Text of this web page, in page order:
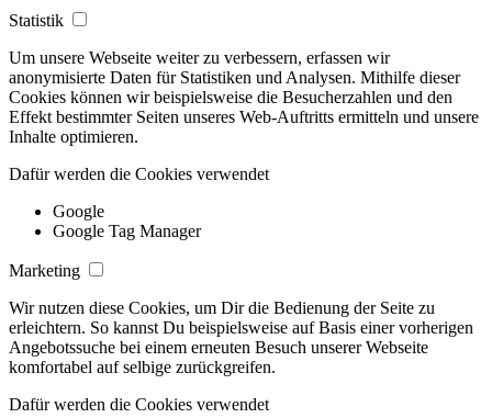
Statistik
Um unsere Webseite weiter zu verbessern, erfassen wir
anonymisierte Daten für Statistiken und Analysen. Mithilfe dieser
Cookies können wir beispielsweise die Besucherzahlen und den
Effekt bestimmter Seiten unseres Web-Auftritts ermitteln und unsere
Inhalte optimieren.
Dafür werden die Cookies verwendet
Google
Google Tag Manager
Marketing
Wir nutzen diese Cookies, um Dir die Bedienung der Seite zu
erleichtern. So kannst Du beispielsweise auf Basis einer vorherigen
Angebotssuche bei einem erneuten Besuch unserer Webseite
komfortabel auf selbige zurückgreifen.
Dafür werden die Cookies verwendet